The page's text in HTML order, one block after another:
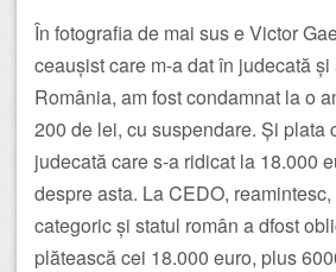
În fotografia de mai sus e Victor
ceaușist care m-a dat în judecată
România, am fost condamnat la o
200 de lei, cu suspendare. Și plata
judecată care s-a ridicat la 18.000
despre asta. La CEDO,
categoric și statul român a dfost
plătească cei 18.000 euro, plus